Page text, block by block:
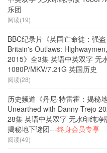
乐团
阅读(19)
BBC纪录片《英国亡命徒：强
Britain's Outlaws:
2015》全3集 英语中英双字 无
1080P/MKV/7.21G 英国历史
阅读(28)
历史频道《丹尼·特雷霍：揭秘
Unearthed with Danny Trejo
28集 英语中英双字 无水印纯
揭秘地下谜团---终身会员专享
阅读(49)